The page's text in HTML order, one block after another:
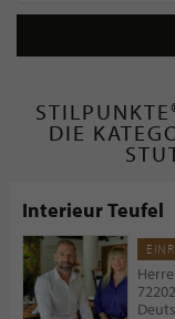
DIE
Interieur Teufel